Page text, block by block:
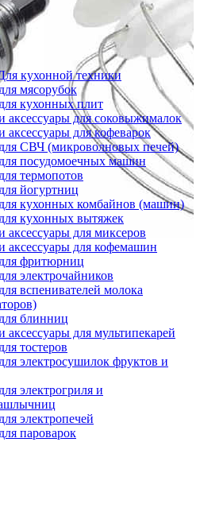
кухонной техники
мясорубок
кухонных плит
аксессуары для соковыжималок
аксессуары для кофеварок
СВЧ (микроволновых печей)
посудомоечных машин
термопотов
йогуртниц
кухонных комбайнов (машин)
кухонных вытяжек
аксессуары для миксеров
аксессуары для кофемашин
фритюрниц
электрочайников
вспенивателей молока
блинниц
аксессуары для мультипекарей
тостеров
электросушилок фруктов и
электрогриля и
электропечей
пароварок